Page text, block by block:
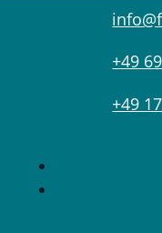
+49
+49